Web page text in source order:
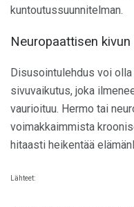
kuntoutussuunnitelman.
Neuropaattisen
Disusointulehdus voi olla
sivuvaikutus, joka
vaurioituu. Hermo tai
voimakkaimmista
hitaasti heikentää
Lähteet: